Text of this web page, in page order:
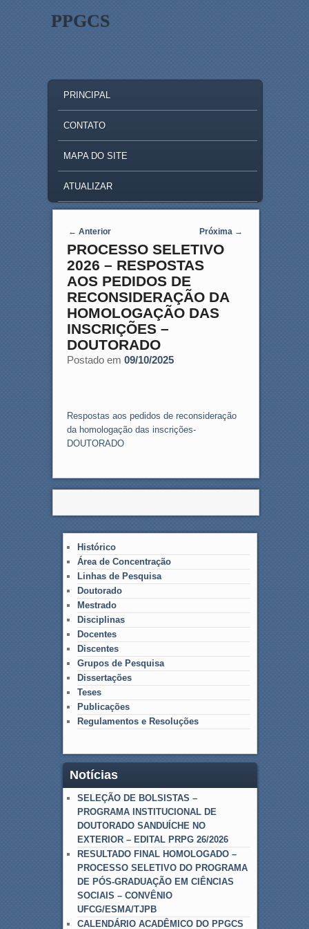
PPGCS
SKIP TO PRIMARY CONTENT
SKIP TO SECONDARY CONTENT
PRINCIPAL
CONTATO
MAPA DO SITE
ATUALIZAR
Post navigation
← Anterior Próxima →
PROCESSO SELETIVO
2026 – RESPOSTAS
AOS PEDIDOS DE
RECONSIDERAÇÃO DA
HOMOLOGAÇÃO DAS
INSCRIÇÕES –
DOUTORADO
Postado em 09/10/2025
Respostas aos pedidos de reconsideração
da homologação das inscrições-
DOUTORADO
Histórico
Área de Concentração
Linhas de Pesquisa
Doutorado
Mestrado
Disciplinas
Docentes
Discentes
Grupos de Pesquisa
Dissertações
Teses
Publicações
Regulamentos e Resoluções
Notícias
SELEÇÃO DE BOLSISTAS –
PROGRAMA INSTITUCIONAL DE
DOUTORADO SANDUÍCHE NO
EXTERIOR – EDITAL PRPG 26/2026
RESULTADO FINAL HOMOLOGADO –
PROCESSO SELETIVO DO PROGRAMA
DE PÓS-GRADUAÇÃO EM CIÊNCIAS
SOCIAIS – CONVÊNIO
UFCG/ESMA/TJPB
CALENDÁRIO ACADÊMICO DO PPGCS